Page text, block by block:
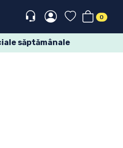
0
săptămânale